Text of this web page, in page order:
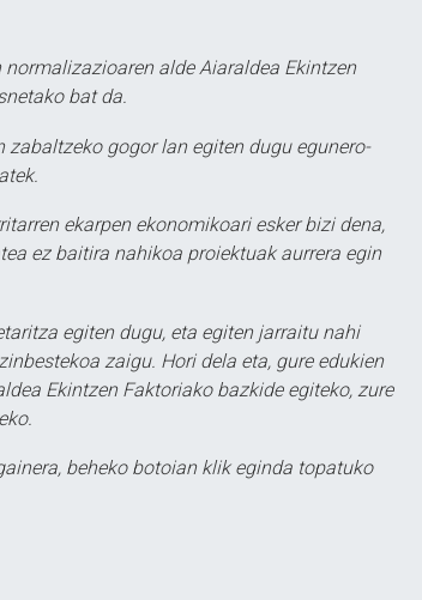
alde Aiaraldea Ekintzen
bat da.
gogor lan egiten dugu egunero-
ekarpen ekonomikoari esker bizi dena,
ez baitira nahikoa proiektuak aurrera egin
egiten dugu, eta egiten jarraitu nahi
zaigu. Hori dela eta, gure edukien
Ekintzen Faktoriako bazkide egiteko, zure
beheko botoian klik eginda topatuko